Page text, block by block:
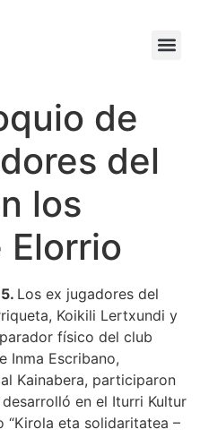
de
del
los
Elorrio
Los ex jugadores del
Koikili Lertxundi y
físico del club
Inma Escribano,
Kainabera, participaron
en el Iturri Kultur
eta solidaritatea –